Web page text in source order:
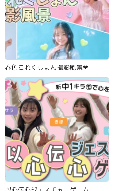
春色これくしょん撮影風景‪‪❤︎‬